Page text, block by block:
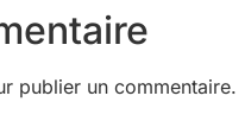
publier un commentaire.